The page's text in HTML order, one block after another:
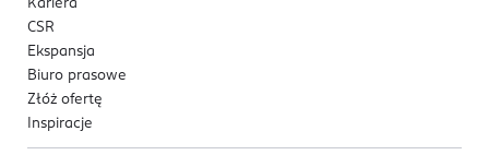
Kariera
CSR
Ekspansja
Biuro prasowe
Złóż ofertę
Inspiracje